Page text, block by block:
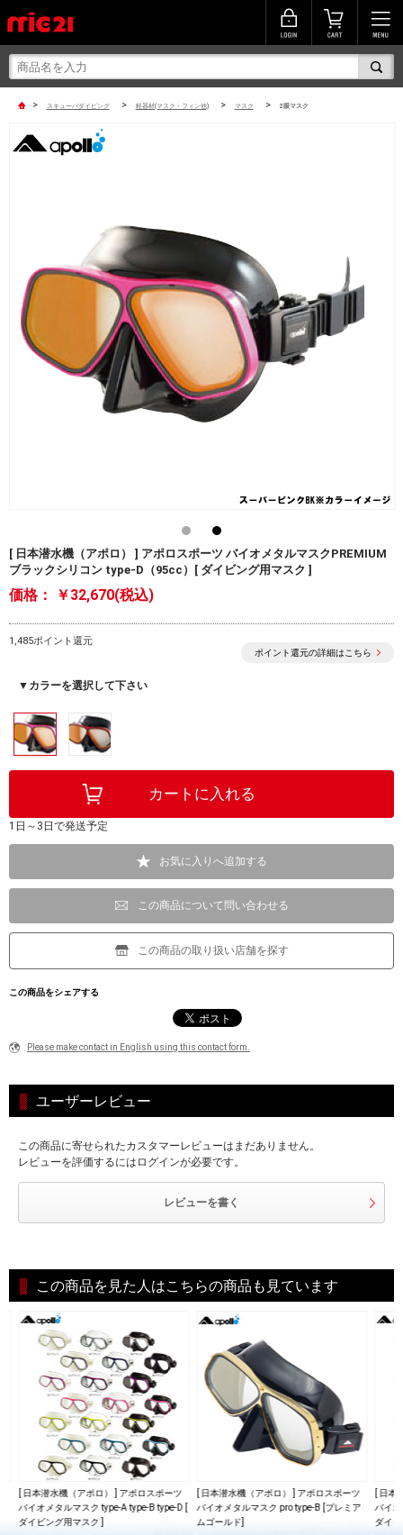
> スキューバダイビング > 軽器材(マスク・フィン他) > マスク > 2眼マスク
[ 日本潜水機（アポロ） ] アポロスポーツ バイオメタルマスクPREMIUM
ブラックシリコン type-D（95cc）[ ダイビング用マスク ]
価格： ￥32,670(税込)
1,485ポイント還元
ポイント還元の詳細はこちら
▼カラーを選択して下さい
1日～3日で発送予定
お気に入りへ追加する
この商品について問い合わせる
この商品の取り扱い店舗を探す
この商品をシェアする
Please make contact in English using this contact form.
ユーザーレビュー
この商品に寄せられたカスタマーレビューはまだありません。
レビューを評価するにはログインが必要です。
レビューを書く
この商品を見た人はこちらの商品も見ています
[ 日本潜水機（アポロ） ] アポロスポーツ
バイオメタルマスク type-A type-B type-D [
ダイビング用マスク ]
[ 日本潜水機（アポロ） ] アポロスポーツ
バイオメタルマスク pro type-B [プレミア
ムゴールド]
[ 日
バイ
ダイ